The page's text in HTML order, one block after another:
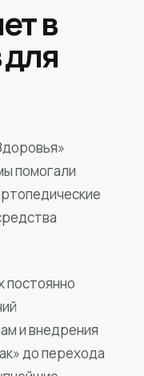
в
помогали
постоянно
и внедрения
до перехода